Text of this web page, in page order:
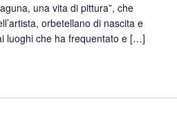
una vita di pittura”, che
orbetellano di nascita e
luoghi che ha frequentato e […]